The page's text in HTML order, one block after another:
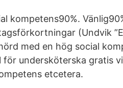
kompetens90%.
(Undvik
med en hög social
för undersköterska gratis
etcetera.